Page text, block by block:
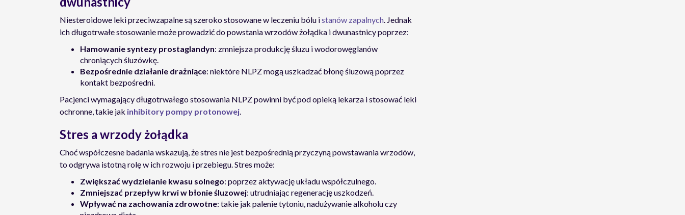
Niesteroidowe leki przeciwzapalne są szeroko stosowane w leczeniu bólu istanów zapalnych. Jednak
ich długotrwałe stosowanie może prowadzić do powstania wrzodów żołądka i dwunastnicy poprzez:
Hamowanie syntezy prostaglandyn: zmniejsza produkcję śluzu i wodorowęglanów
chroniących śluzówkę.
Bezpośrednie działanie drażniące: niektóre NLPZ mogą uszkadzać błonę śluzową poprzez
kontakt bezpośredni.
Pacjenci wymagający długotrwałego stosowania NLPZ powinni być pod opieką lekarza i stosować leki
ochronne, takie jak inhibitory pompy protonowej.
Stres a wrzody żołądka
Choć współczesne badania wskazują, że stres nie jest bezpośrednią przyczyną powstawania wrzodów,
to odgrywa istotną rolę w ich rozwoju i przebiegu. Stres może:
Zwiększać wydzielanie kwasu solnego: poprzez aktywację układu współczulnego.
Zmniejszać przepływ krwi w błonie śluzowej: utrudniając regenerację uszkodzeń.
Wpływać na zachowania zdrowotne: takie jak palenie tytoniu, nadużywanie alkoholu czy